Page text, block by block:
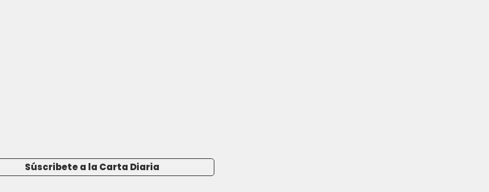
Súscribete a la Carta Diaria